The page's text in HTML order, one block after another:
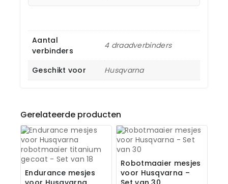
Aantal
verbinders
4 draadverbinders
Geschikt voor Husqvarna
Gerelateerde producten
Endurance mesjes
Robotmaaier mesjes
voor Husqvarna –